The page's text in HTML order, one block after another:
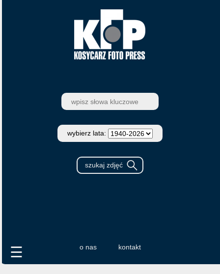
wybierz lata:
o nas kontakt
☰